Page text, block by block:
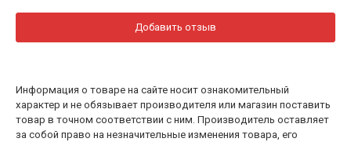
Добавить отзыв
Информация о товаре на сайте носит ознакомительный
характер и не обязывает производителя или магазин поставить
товар в точном соответствии с ним. Производитель оставляет
за собой право на незначительные изменения товара, его